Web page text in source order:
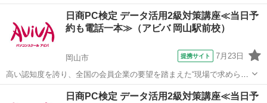
の発言 みなさんは、人前で話すときに、緊張して声が震えたり、体が
固くなったり、言いたいことが飛んでしまったりすることはありませ
んか？ これま...
岡山市 城下駅 話し方 劇団
日商PC検定 データ活用2級対策講座≪当日予
約も電話一本≫（アビバ 岡山駅前校）
岡山市 提携サイト 7月23日
高い認知度を誇り、全国の会員企業の要望を踏まえた“現場で求められ
ているスキル”、つまり実務を強く想定したスキルが身につく「日商PC
検定 データ活用2級」の取得に向けた学習を行います。
岡山市 その他
日商PC検定 データ活用2級対策講座≪当日予